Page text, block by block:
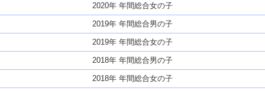
2020年 年間総合女の子
2019年 年間総合男の子
2019年 年間総合女の子
2018年 年間総合男の子
2018年 年間総合女の子